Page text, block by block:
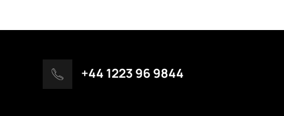
+44 1223 96 9844